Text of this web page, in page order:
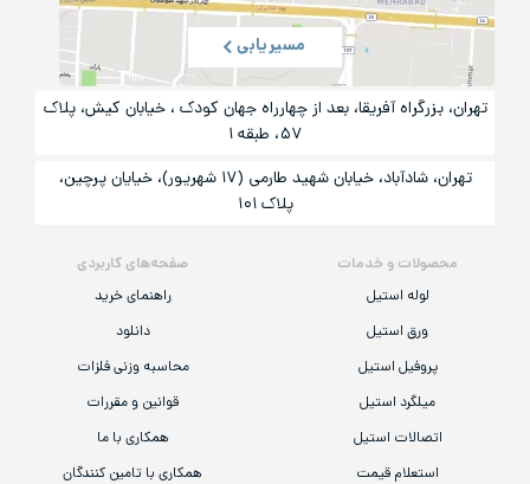
محصولات و خدمات
لوله استیل
ورق استیل
پروفیل استیل
میلگرد استیل
اتصالات استیل
استعلام قیمت
صفحه‌های کاربردی
راهنمای خرید
دانلود
محاسبه وزنی فلزات
قوانین و مقررات
همکاری با ما
همکاری با تامین کنندگان
مسیریابی
تهران، بزرگراه آفریقا، بعد از چهارراه جهان کودک ، خیابان کیش، پلاک
۵۷، طبقه ۱
تهران، شادآباد، خیابان شهید طارمی (۱۷ شهریور)، خیایان پرچین،
پلاک ۱۰۱